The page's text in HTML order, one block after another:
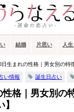
結婚 片思い 人
日生まれの性格｜男女別の特
い情報 誕生日占い
格｜男女別の